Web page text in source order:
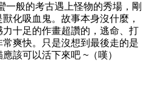
一般的考古遇上怪物的秀場，剛
化吸血鬼。故事本身沒什麼，
十足的作畫超讚的，逃命、打
爽快。只是沒想到最後走的是
該可以活下來吧 ~（嘆）